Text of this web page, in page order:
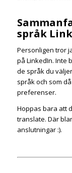
språk
Personligen tror
på LinkedIn. Inte
de språk du
språk och som
preferenser.
Hoppas bara att
translate. Där
anslutningar :).